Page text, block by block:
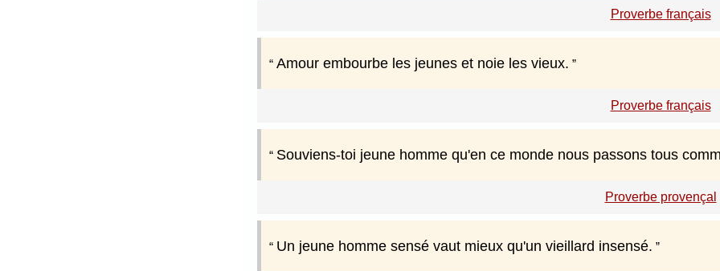
Proverbe français
Amour embourbe les jeunes et noie les vieux.
Proverbe français
Souviens-toi jeune homme qu'en ce monde nous passons tous
Proverbe provençal
Un jeune homme sensé vaut mieux qu'un vieillard insensé.